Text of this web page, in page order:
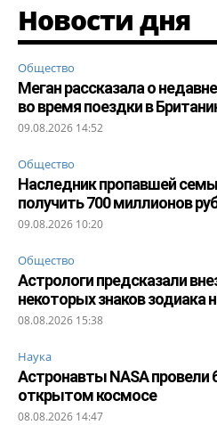
Новости дня
Общество
Меган рассказала о
во время поездки в
09.08.2026 14:52
Общество
Наследник пропавшей
получить 700 миллионов
09.08.2026 10:20
Общество
Астрологи предсказали
некоторых знаков зодиака
08.08.2026 15:38
Наука
Астронавты NASA провели
открытом космосе
08.08.2026 14:47